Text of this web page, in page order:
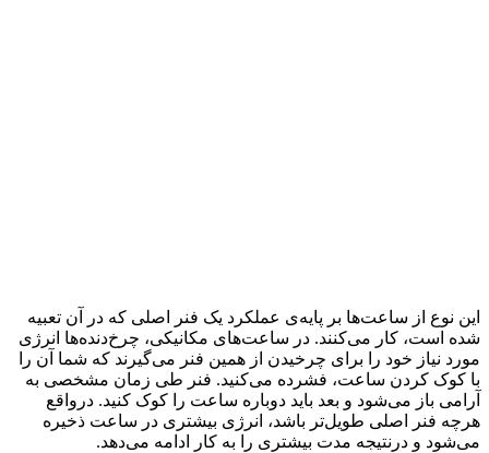
این نوع از ساعت‌ها بر پایه‌ی عملکرد یک فنر اصلی که در آن تعبیه
شده است، کار می‌کنند. در ساعت‌های مکانیکی، چرخ‌دنده‌ها انرژی
مورد نیاز خود را برای چرخیدن از همین فنر می‌گیرند که شما آن را
با کوک کردن ساعت، فشرده می‌کنید. فنر طی زمان مشخصی به
آرامی باز می‌شود و بعد باید دوباره ساعت را کوک کنید. درواقع
هرچه فنر اصلی طویل‌تر باشد، انرژی بیشتری در ساعت ذخیره
می‌شود و درنتیجه مدت بیشتری را به کار ادامه می‌دهد.